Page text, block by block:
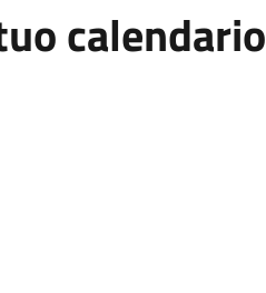
calendario